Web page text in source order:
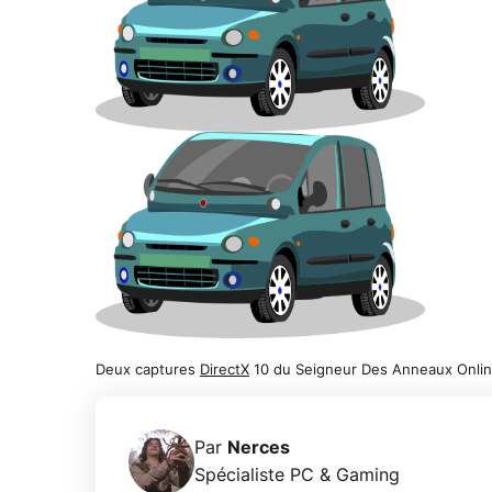
Deux captures DirectX 10 du Seigneur Des Anneaux
Par Nerces
Spécialiste PC & Gaming